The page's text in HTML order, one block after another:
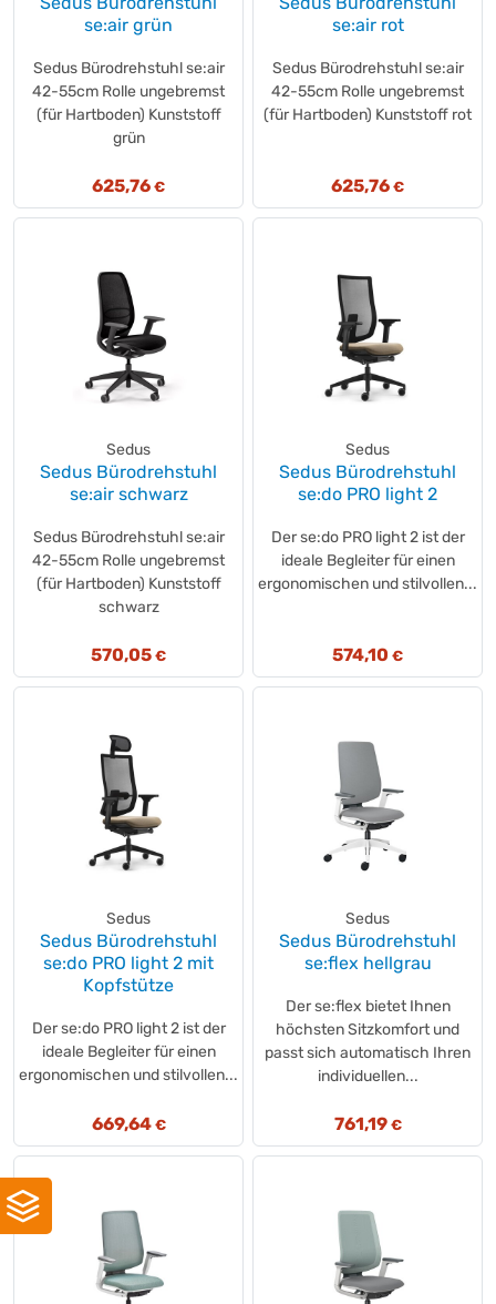
relaxdays(+1)
ROLINE(+5)
SCANGRIP(+1)
Schuebo
SCHULTE (+68)
Showdown® Displays
SÖHNGEN®(+1)
Soennecken(+3)
technoline®(+19)
Time Timer (+1)
TOOLCRAFT(+6)
TOPSTAR(+137)
Trend Office
(+4)
value(+1)
(+19)
(+1)
Westcott(+2)
without brand(+3)
se:air grün
Sedus Bürodrehstuhl se:air
42-55cm Rolle ungebremst
(für Hartboden) Kunststoff
grün
625,76 €
se:air rot
Sedus Bürodrehstuhl se:air
42-55cm Rolle ungebremst
(für Hartboden) Kunststoff rot
625,76 €
Sedus
Sedus Bürodrehstuhl
se:air schwarz
Sedus Bürodrehstuhl se:air
42-55cm Rolle ungebremst
(für Hartboden) Kunststoff
schwarz
570,05 €
Sedus
Sedus Bürodrehstuhl
se:do PRO light 2
Der se:do PRO light 2 ist der
ideale Begleiter für einen
ergonomischen und stilvollen...
574,10 €
Sedus
Sedus Bürodrehstuhl
se:do PRO light 2 mit
Kopfstütze
Der se:do PRO light 2 ist der
ideale Begleiter für einen
ergonomischen und stilvollen...
669,64€
Sedus
Sedus Bürodrehstuhl
se:flex hellgrau
Der se:flex bietet Ihnen
höchsten Sitzkomfort und
passt sich automatisch Ihren
individuellen...
761,19€